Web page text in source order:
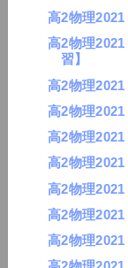
高2物理
高2物理
習】
高2物理
高2物理
高2物理
高2物理
高2物理
高2物理
高2物理